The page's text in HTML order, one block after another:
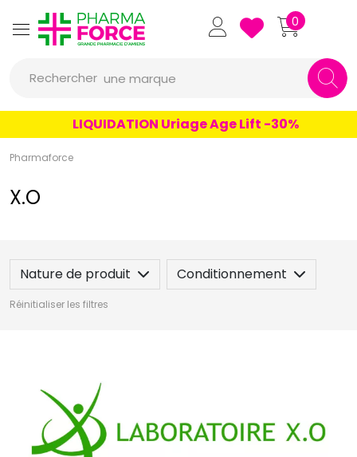
Pharmaforce Grande Pharmacie
0
Rechercher
un conseil
un produit
une marque
LIQUIDATION Uriage Age Lift -30%
Pharmaforce
X.O
Nature de produit Conditionnement
Réinitialiser les filtres